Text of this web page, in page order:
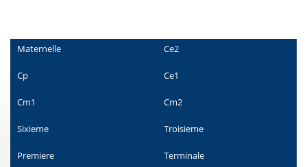
Maternelle Ce2
Cp Ce1
Cm1 Cm2
Sixieme Troisieme
Premiere Terminale